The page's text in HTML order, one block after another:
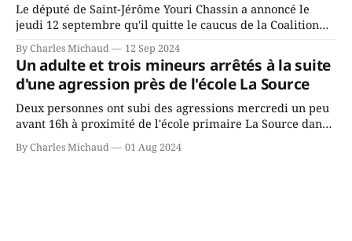
Le député de Saint-Jérôme Youri Chassin a annoncé le
jeudi 12 septembre qu'il quitte le caucus de la Coalition
Avenir Québec de François Legault parce qu'il est déçu du
gouvernement de la CAQ, surtout de son incapacité, qu'il
juge chronique, à offrir des
By Charles Michaud 12 Sep 2024
Un adulte et trois mineurs arrêtés à la suite
d'une agression près de l'école La Source
Deux personnes ont subi des agressions mercredi un peu
avant 16h à proximité de l'école primaire La Source dans
le secteur Bellefeuille de Saint-Jérôme. L'une de deux
victimes aurait été écrasée sous un véhicule et aspergée
By Charles Michaud 01 Aug 2024